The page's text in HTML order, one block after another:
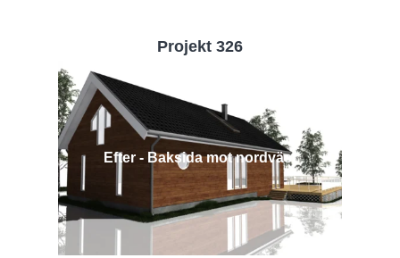
Projekt 326
Efter - Baksida mot nordväst